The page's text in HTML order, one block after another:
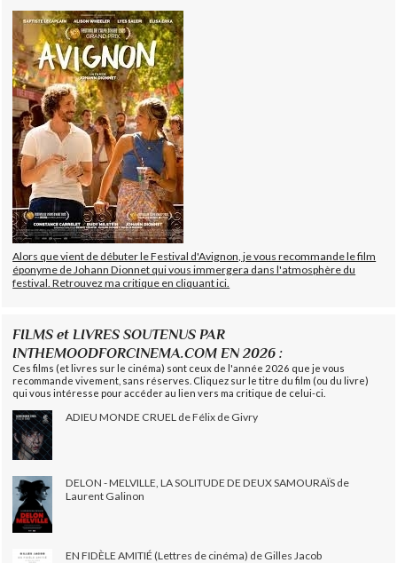
Alors que vient de débuter le Festival d'Avignon, je vous recommande le film
éponyme de Johann Dionnet qui vous immergera dans l'atmosphère du
festival. Retrouvez ma critique en cliquant ici.
FILMS et LIVRES SOUTENUS PAR
INTHEMOODFORCINEMA.COM EN 2026 :
Ces films (et livres sur le cinéma) sont ceux de l'année 2026 que je vous
recommande vivement, sans réserves. Cliquez sur le titre du film (ou du livre)
qui vous intéresse pour accéder au lien vers ma critique de celui-ci.
ADIEU MONDE CRUEL de Félix de Givry
DELON - MELVILLE, LA SOLITUDE DE DEUX SAMOURAÏS de
Laurent Galinon
EN FIDÈLE AMITIÉ (Lettres de cinéma) de Gilles Jacob